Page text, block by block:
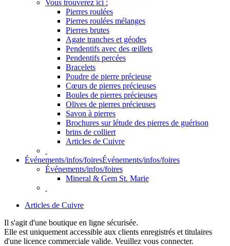
Vous trouverez ici :
Pierres roulées
Pierres roulées mélanges
Pierres brutes
Agate tranches et géodes
Pendentifs avec des œillets
Pendentifs percées
Bracelets
Poudre de pierre précieuse
Cœurs de pierres précieuses
Boules de pierres précieuses
Olives de pierres précieuses
Savon à pierres
Brochures sur létude des pierres de guérison
brins de colliert
Articles de Cuivre
Événements/infos/foiresÉvénements/infos/foires
Événements/infos/foires
Mineral & Gem St. Marie
Articles de Cuivre
Il s'agit d'une boutique en ligne sécurisée.
Elle est uniquement accessible aux clients enregistrés et titulaires
d'une licence commerciale valide. Veuillez vous connecter.